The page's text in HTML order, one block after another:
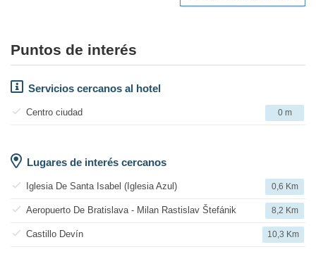
Puntos de interés
Servicios cercanos al hotel
Centro ciudad 0 m
Lugares de interés cercanos
Iglesia De Santa Isabel (Iglesia Azul) 0,6 Km
Aeropuerto De Bratislava - Milan Rastislav Štefánik 8,2 Km
Castillo Devín 10,3 Km